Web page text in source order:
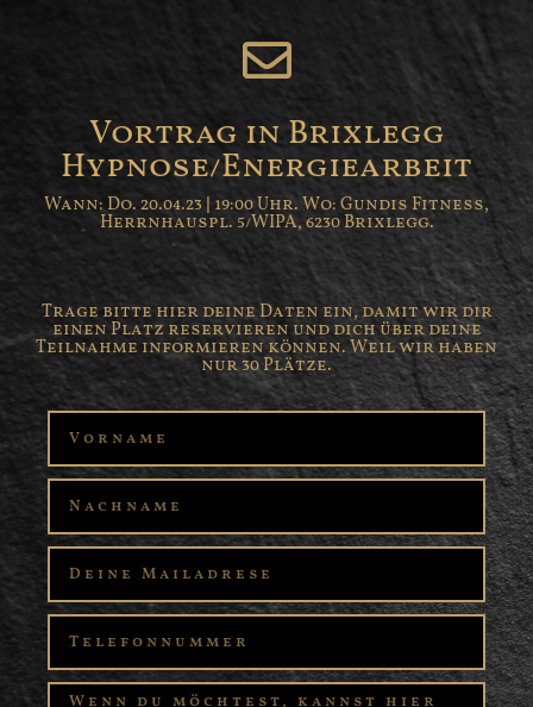
Vortrag in Brixlegg
Hypnose/Energiearbeit
Wann: Do. 20.04.23 | 19:00 Uhr. Wo: Gundis Fitness,
Herrnhauspl. 5/WIPA, 6230 Brixlegg.
Trage bitte hier deine Daten ein, damit wir dir
einen Platz reservieren und dich über deine
Teilnahme informieren können. Weil wir haben
nur 30 Plätze.